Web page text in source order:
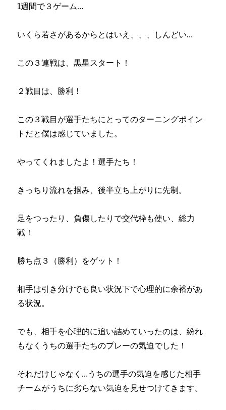
1週間で３ゲーム…
いくら若さがあるからとはいえ、、、しんどい…
この３連戦は、黒星スタート！
２戦目は、勝利！
この３戦目が選手たちにとってのターニングポイン
トだと僕は感じていました。
やってくれましたよ！選手たち！
きっちり流れを掴み、後半立ち上がりに先制。
足をつったり、負傷したりで交代枠も使い、総力
戦！
勝ち点３（勝利）をゲット！
相手は引き分けでも良い状況下で心理的に余裕があ
る状況。
でも、相手を心理的に追い詰めていったのは、紛れ
もなくうちの選手たちのプレーの気迫でした！
それだけじゃなく…うちの選手の気迫を感じた相手
チームがうちに劣らない気迫を見せつけてきます。